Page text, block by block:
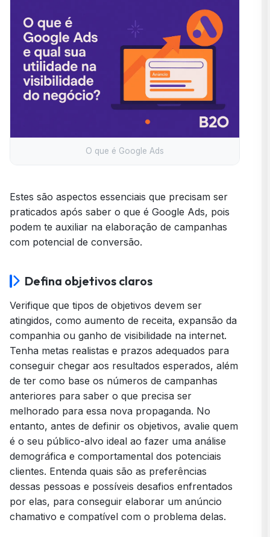
O que é Google Ads
Estes são aspectos essenciais que precisam ser
praticados após saber o que é Google Ads, pois
podem te auxiliar na elaboração de campanhas
com potencial de conversão.
Defina objetivos claros
Verifique que tipos de objetivos devem ser
atingidos, como aumento de receita, expansão da
companhia ou ganho de visibilidade na internet.
Tenha metas realistas e prazos adequados para
conseguir chegar aos resultados esperados, além
de ter como base os números de campanhas
anteriores para saber o que precisa ser
melhorado para essa nova propaganda. No
entanto, antes de definir os objetivos, avalie quem
é o seu público-alvo ideal ao fazer uma análise
demográfica e comportamental dos potenciais
clientes. Entenda quais são as preferências
dessas pessoas e possíveis desafios enfrentados
por elas, para conseguir elaborar um anúncio
chamativo e compatível com o problema delas.